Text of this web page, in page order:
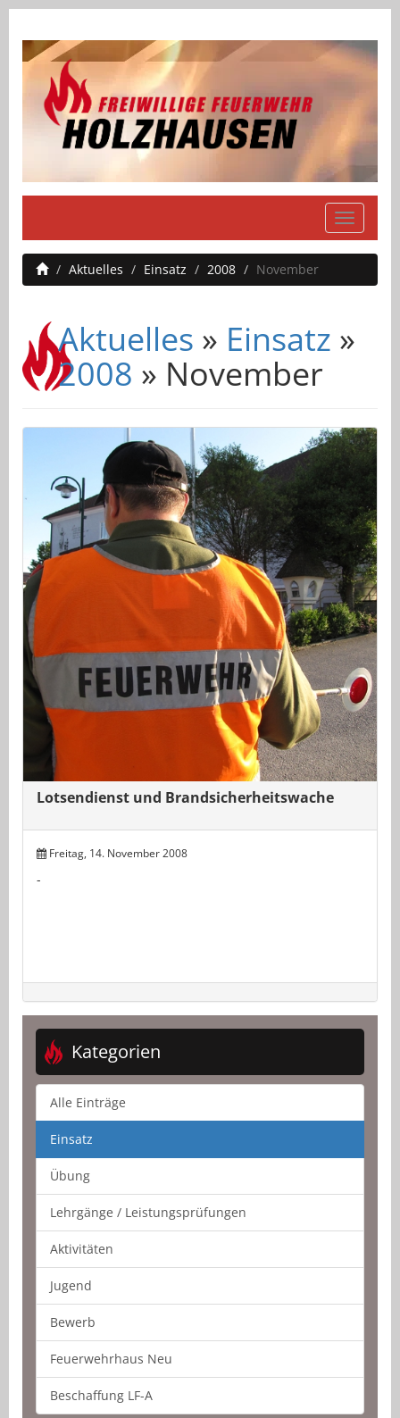
Aktuelles
Einsatz 2008 November
Aktuelles » Einsatz »
2008 » November
Lotsendienst und Brandsicherheitswache
Freitag, 14. November 2008
-
Kategorien
Alle Einträge
Einsatz
Übung
Lehrgänge / Leistungsprüfungen
Aktivitäten
Jugend
Bewerb
Feuerwehrhaus Neu
Beschaffung LF-A